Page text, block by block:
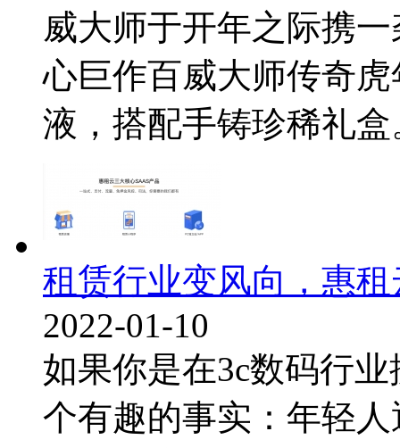
威大师于开年之际携
心巨作百威大师传奇
液，搭配手铸珍稀礼
租赁行业变风向，惠
2022-01-10
如果你是在3c数码行
个有趣的事实：年轻